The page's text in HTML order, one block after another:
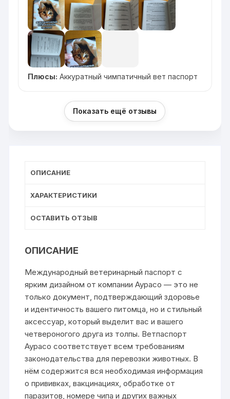
Плюсы: Аккуратный чимпатичный вет паспорт
Показать ещё отзывы
ОПИСАНИЕ
ХАРАКТЕРИСТИКИ
ОСТАВИТЬ ОТЗЫВ
ОПИСАНИЕ
Международный ветеринарный паспорт с
ярким дизайном от компании Аурасо — это не
только документ, подтверждающий здоровье
и идентичность вашего питомца, но и стильный
аксессуар, который выделит вас и вашего
четвероногого друга из толпы. Ветпаспорт
Аурасо соответствует всем требованиям
законодательства для перевозки животных. В
нём содержится вся необходимая информация
о прививках, вакцинациях, обработке от
паразитов, номере чипа и других важных